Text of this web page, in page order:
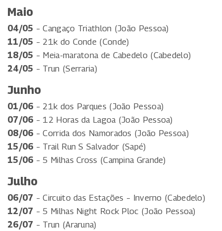
Maio
04/05 – Cangaço Triathlon (João Pessoa)
11/05 – 21k do Conde (Conde)
18/05 – Meia-maratona de Cabedelo (Cabedelo)
24/05 – Trun (Serraria)
Junho
01/06 – 21k dos Parques (João Pessoa)
07/06 – 12 Horas da Lagoa (João Pessoa)
08/06 – Corrida dos Namorados (João Pessoa)
15/06 – Trail Run S Salvador (Sapé)
15/06 – 5 Milhas Cross (Campina Grande)
Julho
06/07 – Circuito das Estações – Inverno (Cabedelo)
12/07 – 5 Milhas Night Rock Ploc (João Pessoa)
26/07 – Trun (Araruna)